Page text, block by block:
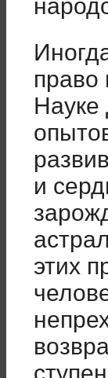
право
Науке
и
этих